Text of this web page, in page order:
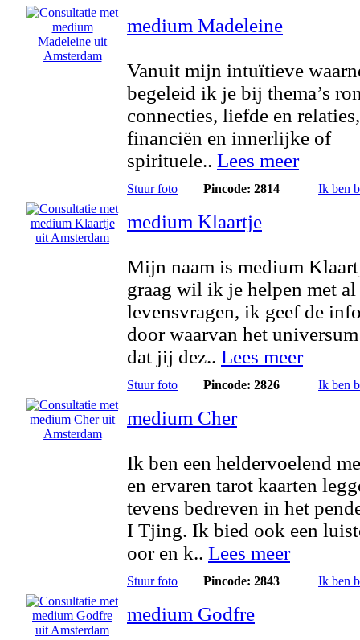
medium Madeleine
Vanuit mijn intuïtieve
begeleid ik je bij thema’s
connecties, liefde en
financiën en innerlijke of
spirituele.. Lees meer
Stuur foto Pincode: 2814 Ik ben
medium Klaartje
Mijn naam is medium
graag wil ik je helpen met
levensvragen, ik geef de
door waarvan het
dat jij dez.. Lees meer
Stuur foto Pincode: 2826 Ik ben
medium Cher
Ik ben een heldervoelend
en ervaren tarot kaarten
tevens bedreven in het
I Tjing. Ik bied ook een
oor en k.. Lees meer
Stuur foto Pincode: 2843 Ik ben
medium Godfre